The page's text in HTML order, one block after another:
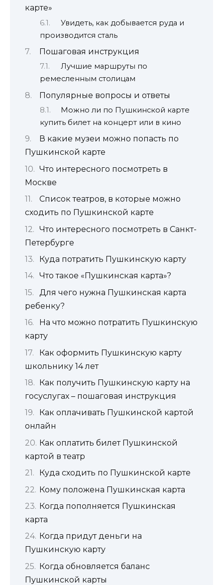
карте»
Увидеть, как добывается руда и
производится сталь
Пошаговая инструкция
Лучшие маршруты по
ремесленным столицам
Популярные вопросы и ответы
Можно ли по Пушкинской карте
купить билет на концерт или в кино
В какие музеи можно попасть по
Пушкинской карте
Что интересного посмотреть в
Москве
Список театров, в которые можно
сходить по Пушкинской карте
Что интересного посмотреть в Санкт-
Петербурге
Куда потратить Пушкинскую карту
Что такое «Пушкинская карта»?
Для чего нужна Пушкинская карта
ребенку?
На что можно потратить Пушкинскую
карту
Как оформить Пушкинскую карту
школьнику 14 лет
Как получить Пушкинскую карту на
госуслугах – пошаговая инструкция
Как оплачивать Пушкинской картой
онлайн
Как оплатить билет Пушкинской
картой в театр
Куда сходить по Пушкинской карте
Кому положена Пушкинская карта
Когда пополняется Пушкинская
карта
Когда придут деньги на
Пушкинскую карту
Когда обновляется баланс
Пушкинской карты